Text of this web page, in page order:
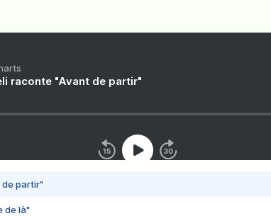
raconte "Avant de partir"
de partir"
de là"